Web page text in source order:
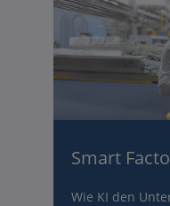
Smart
Wie KI den